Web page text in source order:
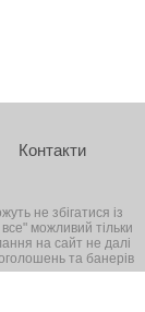
Контакти
не збігатися із
можливий тільки
на сайт не далі
та банерів